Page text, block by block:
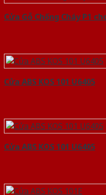
Cửa Gỗ Chống Cháy P1
Cửa ABS KOS 101 U6405
Cửa ABS KOS 101 U6405